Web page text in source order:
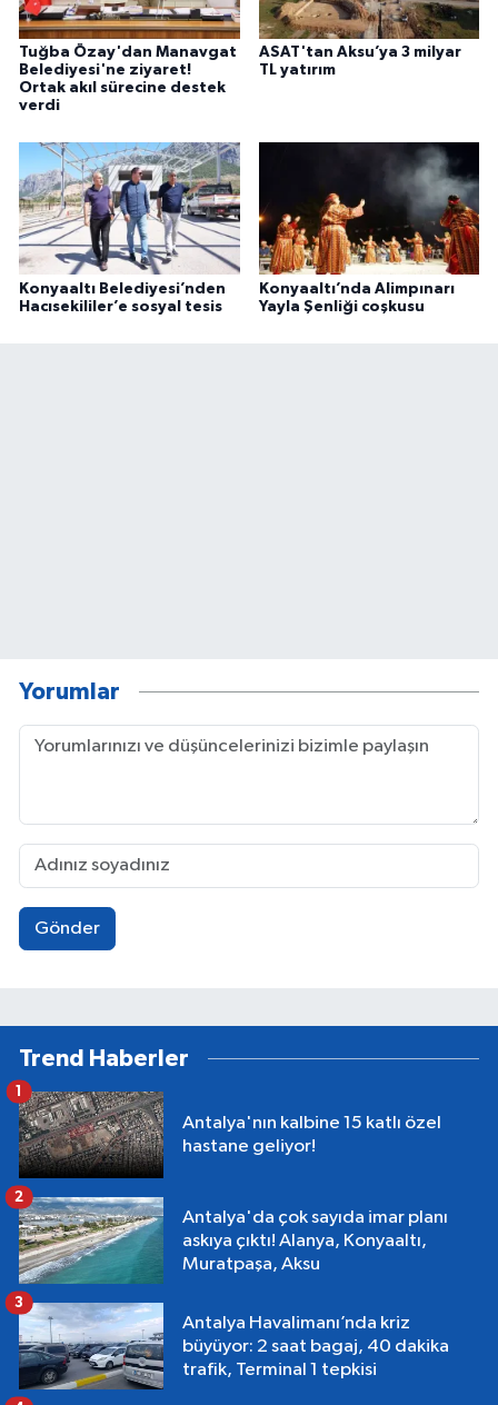
Tuğba Özay'dan Manavgat
Belediyesi'ne ziyaret!
Ortak akıl sürecine destek
verdi
ASAT'tan Aksu’ya 3 milyar
TL yatırım
Konyaaltı Belediyesi’nden
Hacısekililer’e sosyal tesis
Konyaaltı’nda Alimpınarı
Yayla Şenliği coşkusu
Yorumlar
Gönder
Trend Haberler
Antalya'nın kalbine 15 katlı özel
hastane geliyor!
1
Antalya'da çok sayıda imar planı
askıya çıktı! Alanya, Konyaaltı,
Muratpaşa, Aksu
2
Antalya Havalimanı’nda kriz
büyüyor: 2 saat bagaj, 40 dakika
trafik, Terminal 1 tepkisi
3